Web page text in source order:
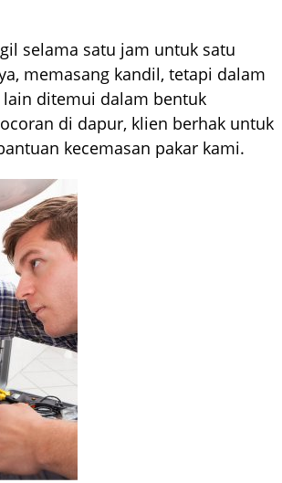
selama satu jam untuk satu
memasang kandil, tetapi dalam
lain ditemui dalam bentuk
di dapur, klien berhak untuk
kecemasan pakar kami.